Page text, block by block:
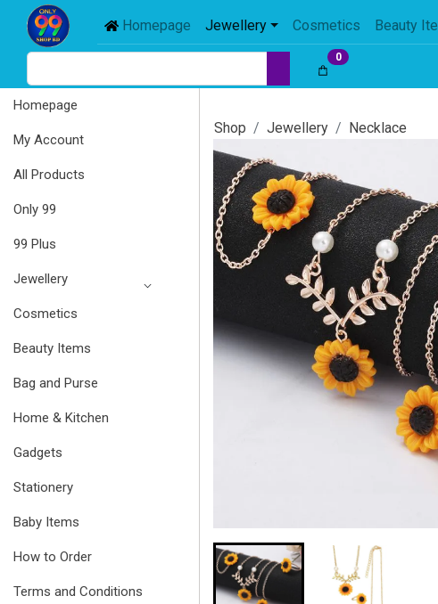
Homepage Jewellery Cosmetics Beauty
0
Homepage
My Account
All Products
Only 99
99 Plus
Jewellery
Cosmetics
Beauty Items
Bag and Purse
Home & Kitchen
Gadgets
Stationery
Baby Items
How to Order
Terms and Conditions
Shop Jewellery Necklace